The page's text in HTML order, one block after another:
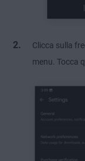
Clicca sulla
menu. Tocca